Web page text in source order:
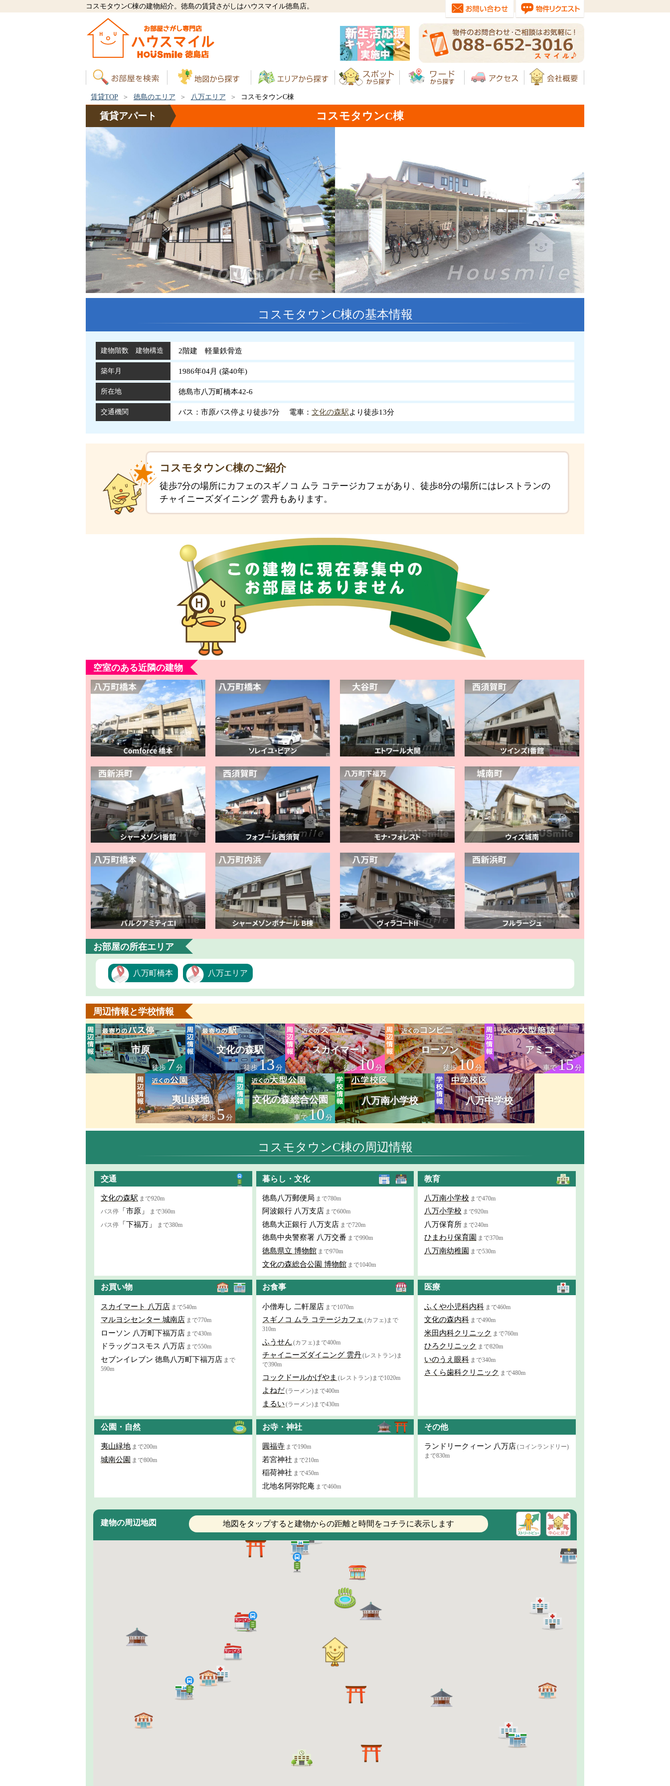
コスモタウンC棟の建物紹介。徳島の賃貸さがしはハウスマイル徳島店。
賃貸TOP 徳島のエリア 八万エリア コスモタウンC棟
賃貸アパート コスモタウンC棟
コスモタウンC棟の基本情報
建物階数 建物構造 2階建 軽量鉄骨造
築年月 1986年04月 (築40年)
所在地 徳島市八万町橋本42-6
交通機関 バス：市原バス停より徒歩7分 電車： 文化の森駅より徒歩13分
コスモタウンC棟のご紹介
徒歩7分の場所にカフェのスギノコ ムラ コテージカフェがあり、徒歩8分の場所にはレストランの
チャイニーズダイニング 雲丹もあります。
空室のある近隣の建物
お部屋の所在エリア
八万町橋本 八万エリア
周辺情報と学校情報
市原
徒歩7分
文化の森駅
徒歩13分
スカイマート
徒歩10分
ローソン
徒歩10分
アミコ
車で15分
夷山緑地
徒歩5分
文化の森総合公園
車で10分
八万南小学校 八万中学校
コスモタウンC棟の周辺情報
交通
文化の森駅 まで920m
バス停 「市原」
まで360m
バス停 「下福万」 まで380m
暮らし・文化
徳島八万郵便局 まで780m
阿波銀行 八万支店 まで600m
徳島大正銀行 八万支店 まで720m
徳島中央警察署 八万交番 まで990m
徳島県立 博物館 まで970m
文化の森総合公園 博物館 まで1040m
教育
八万南小学校 まで470m
八万小学校 まで920m
八万保育所 まで240m
ひまわり保育園 まで370m
八万南幼稚園 まで530m
お買い物
スカイマート 八万店 まで540m
マルヨシセンター 城南店 まで770m
ローソン 八万町下福万店 まで430m
ドラッグコスモス 八万店 まで550m
セブンイレブン 徳島八万町下福万店 まで
590m
お食事
小僧寿し 二軒屋店 まで1070m
スギノコ ムラ コテージカフェ (カフェ)まで
310m
ふうせん (カフェ)まで400m
チャイニーズダイニング 雲丹(レストラン)ま
で390m
コックドールかげやま (レストラン)まで1020m
よねだ(ラーメン)まで400m
まるい (ラーメン)まで430m
医療
ふくや小児科内科 まで460m
文化の森内科 まで490m
米田内科クリニック まで760m
ひろクリニック まで820m
いのうえ眼科 まで340m
さくら歯科クリニック まで480m
公園・自然
夷山緑地 まで200m
城南公園 まで800m
お寺・神社
圓福寺 まで190m
若宮神社 まで210m
稲荷神社 まで450m
北地名阿弥陀庵 まで460m
その他
ランドリークィーン 八万店(コインランドリー)
まで830m
建物の周辺地図 地図をタップすると建物からの距離と時間をコチラに表示します